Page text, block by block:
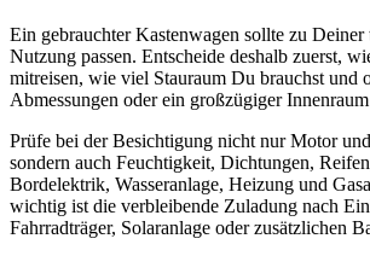
Ein gebrauchter Kastenwagen sollte zu Deiner
Nutzung passen. Entscheide deshalb zuerst,
mitreisen, wie viel Stauraum Du brauchst und
Abmessungen oder ein großzügiger
Prüfe bei der Besichtigung nicht nur Motor
sondern auch Feuchtigkeit, Dichtungen,
Bordelektrik, Wasseranlage, Heizung und
wichtig ist die verbleibende Zuladung nach
Fahrradträger, Solaranlage oder zusätzlichen